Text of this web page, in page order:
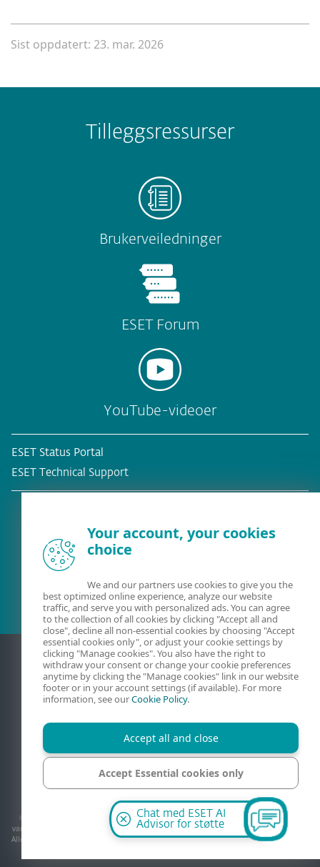
Sist oppdatert: 23. mar. 2026
Tilleggsressurser
Brukerveiledninger
ESET Forum
YouTube-videoer
ESET Status Portal
ESET Technical Support
Kontakt Personvern
Juridisk informasjon
Rapporter sårbarheter
Nettstedskart
© 1992 - 2026 ESET, spol. s r.o. - Med enerett. Varemerkene som brukes i dette, er
varemerker eller registrerte varemerker for ESET, spol. s r.o. eller ESET North America.
Alle andre navn og varemerker er registrerte varemerker for sine respektive selskaper.
Chat med ESET AI
Advisor for støtte
Your account, your cookies
choice
We and our partners use cookies to give you the
best optimized online experience, analyze our website
traffic, and serve you with personalized ads. You can agree
to the collection of all cookies by clicking "Accept all and
close", decline all non-essential cookies by choosing "Accept
essential cookies only", or adjust your cookie settings by
clicking "Manage cookies". You also have the right to
withdraw your consent or change your cookie preferences
anytime by clicking the "Manage cookies" link in our website
footer or in your account settings (if available). For more
information, see ourCookie Policy.
Accept all and close
Accept Essential cookies only
Manage cookies